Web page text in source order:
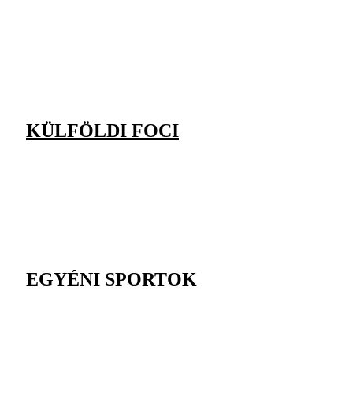
KÜLFÖLDI FOCI
EGYÉNI SPORTOK